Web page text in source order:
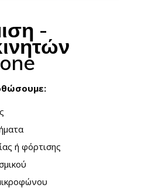
-
ή φόρτισης